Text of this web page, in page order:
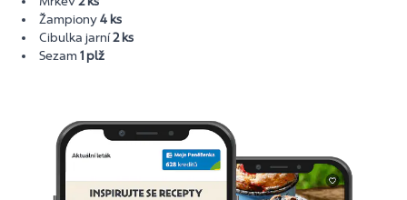
Žampiony4 ks
Cibulka jarní2 ks
Sezam 1 plž